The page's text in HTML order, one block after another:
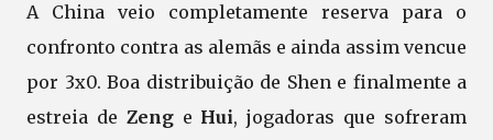
A China veio completamente reserva para o
confronto contra as alemãs e ainda assim vencue
por 3x0. Boa distribuição de Shen e finalmente a
estreia de Zeng e Hui, jogadoras que sofreram